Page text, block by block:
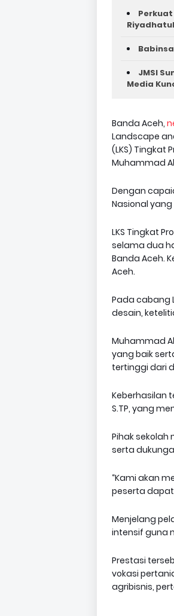
JMSI
Media
Banda Aceh,
Landscape
(LKS) Tingkat
Muhammad
Dengan
Nasional
LKS Tingkat
selama dua
Banda Aceh.
Aceh.
Pada cabang
desain,
Muhammad
yang baik
tertinggi dari
Keberhasilan
S.TP, yang
Pihak sekolah
serta
“Kami akan
peserta dapat
Menjelang
intensif guna
Prestasi
vokasi
agribisnis,